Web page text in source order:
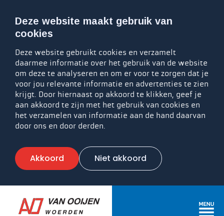
Deze website maakt gebruik van
cookies
Deze website gebruikt cookies en verzamelt
daarmee informatie over het gebruik van de website
om deze te analyseren en om er voor te zorgen dat je
voor jou relevante informatie en advertenties te zien
krijgt. Door hiernaast op akkoord te klikken, geef je
aan akkoord te zijn met het gebruik van cookies en
het verzamelen van informatie aan de hand daarvan
door ons en door derden.
Akkoord Niet akkoord